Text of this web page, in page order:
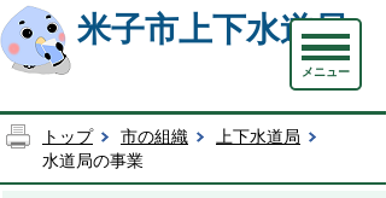
米子市上下水道局
メニュー
トップ 市の組織
上下水道局
水道局の事業